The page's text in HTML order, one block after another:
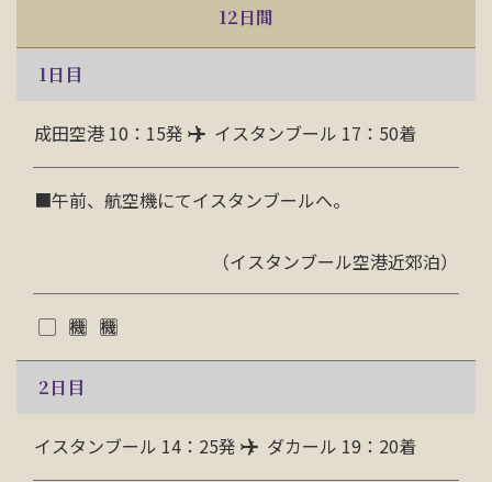
12日間
1日目
成田空港 10：15発 イスタンブール 17：50着
■午前、航空機にてイスタンブールへ。
（イスタンブール空港近郊泊）
2日目
イスタンブール 14：25発 ダカール 19：20着